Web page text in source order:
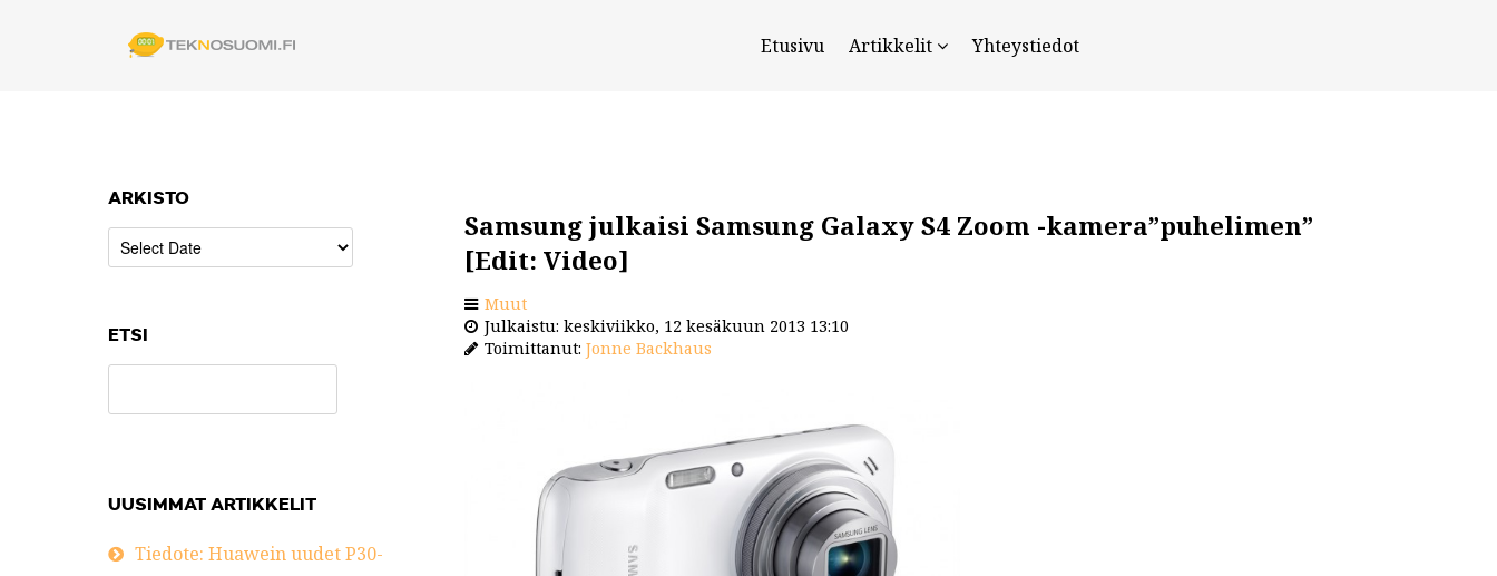
Etusivu Artikkelit Yhteystiedot
Samsung julkaisi Samsung Galaxy S4 Zoom -kamera”puhelimen”
[Edit: Video]
Muut
Julkaistu: keskiviikko, 12 kesäkuun 2013 13:10
Toimittanut: Jonne Backhaus
ARKISTO
ETSI
UUSIMMAT ARTIKKELIT
Tiedote: Huawein uudet P30-